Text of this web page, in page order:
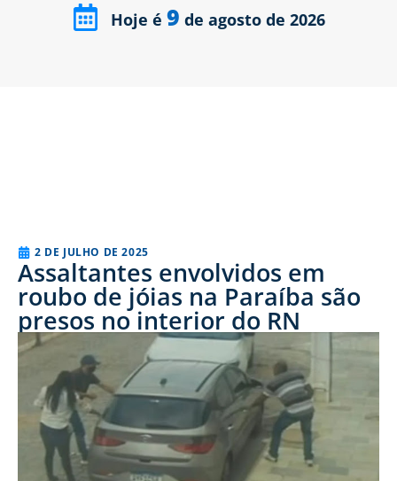
Hoje é 9 de agosto de 2026
2 DE JULHO DE 2025
Assaltantes envolvidos em
roubo de jóias na Paraíba são
presos no interior do RN